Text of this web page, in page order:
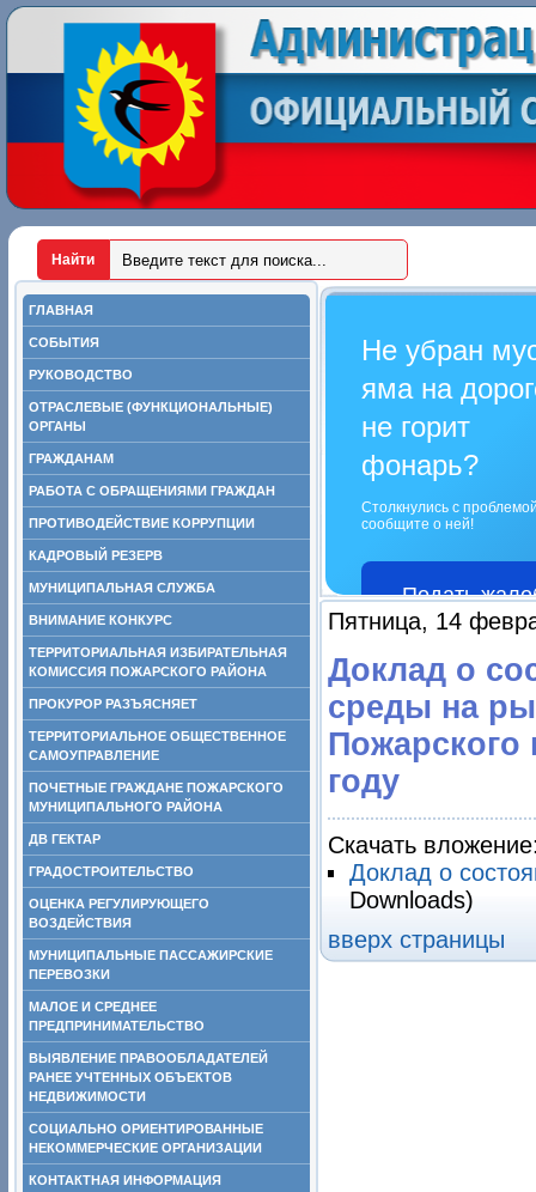
ГЛАВНАЯ
СОБЫТИЯ
РУКОВОДСТВО
ОТРАСЛЕВЫЕ (ФУНКЦИОНАЛЬНЫЕ)
ОРГАНЫ
ГРАЖДАНАМ
РАБОТА С ОБРАЩЕНИЯМИ ГРАЖДАН
ПРОТИВОДЕЙСТВИЕ КОРРУПЦИИ
КАДРОВЫЙ РЕЗЕРВ
МУНИЦИПАЛЬНАЯ СЛУЖБА
ВНИМАНИЕ КОНКУРС
ТЕРРИТОРИАЛЬНАЯ ИЗБИРАТЕЛЬНАЯ
КОМИССИЯ ПОЖАРСКОГО РАЙОНА
ПРОКУРОР РАЗЪЯСНЯЕТ
ТЕРРИТОРИАЛЬНОЕ ОБЩЕСТВЕННОЕ
САМОУПРАВЛЕНИЕ
ПОЧЕТНЫЕ ГРАЖДАНЕ ПОЖАРСКОГО
МУНИЦИПАЛЬНОГО РАЙОНА
ДВ ГЕКТАР
ГРАДОСТРОИТЕЛЬСТВО
ОЦЕНКА РЕГУЛИРУЮЩЕГО
ВОЗДЕЙСТВИЯ
МУНИЦИПАЛЬНЫЕ ПАССАЖИРСКИЕ
ПЕРЕВОЗКИ
МАЛОЕ И СРЕДНЕЕ
ПРЕДПРИНИМАТЕЛЬСТВО
ВЫЯВЛЕНИЕ ПРАВООБЛАДАТЕЛЕЙ
РАНЕЕ УЧТЕННЫХ ОБЪЕКТОВ
НЕДВИЖИМОСТИ
СОЦИАЛЬНО ОРИЕНТИРОВАННЫЕ
НЕКОММЕРЧЕСКИЕ ОРГАНИЗАЦИИ
КОНТАКТНАЯ ИНФОРМАЦИЯ
Не убран
яма на
не горит
фонарь?
Столкнулись с
сообщите о ней!
Подать
Пятница, 14
Доклад о
среды на
Пожарского
году
Скачать
Доклад о
Downloads)
вверх страницы